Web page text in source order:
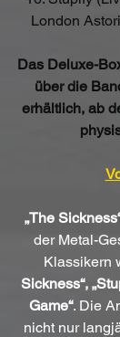
London
Das Deluxe-
über die
erhältlich, ab
„The
der Metal-
Klassikern
Sickness“,
Game“. Die
nicht nur